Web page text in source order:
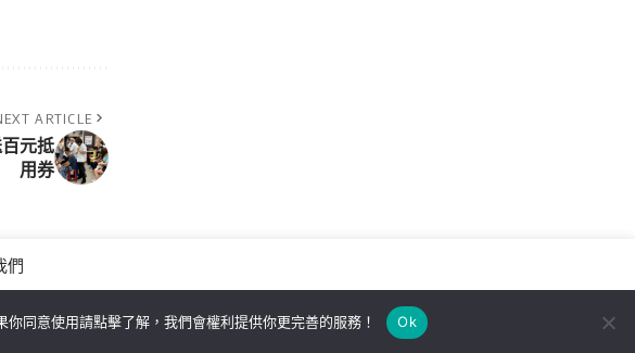
ARTICLE
元抵
用券
們
同意使用請點擊了解，我們會權利提供你更完善的服務！ Ok